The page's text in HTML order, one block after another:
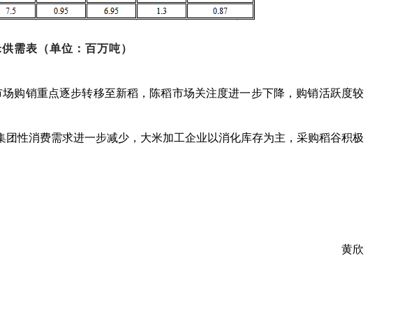
需表（单位：百万吨）
购销重点逐步转移至新稻，陈稻市场关注度进一步下降，购销活跃度较
性消费需求进一步减少，大米加工企业以消化库存为主，采购稻谷积极
黄欣